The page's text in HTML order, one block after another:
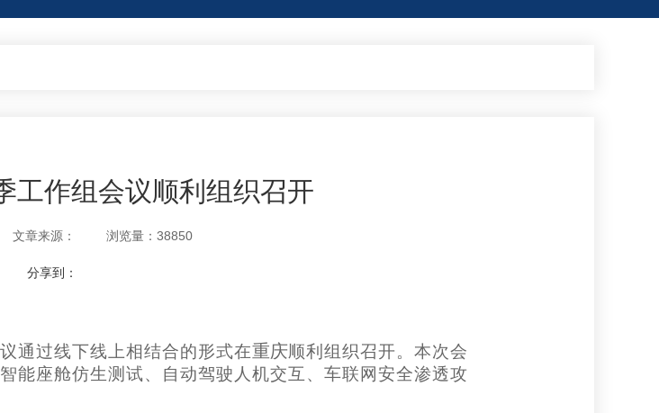
工作组会议顺利组织召开
文章来源： 浏览量：38850
分享到：
通过线下线上相结合的形式在重庆顺利组织召开。本次会
能座舱仿生测试、自动驾驶人机交互、车联网安全渗透攻